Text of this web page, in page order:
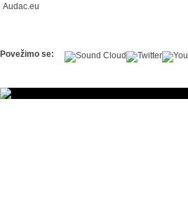
Audac.eu
Povežimo se: